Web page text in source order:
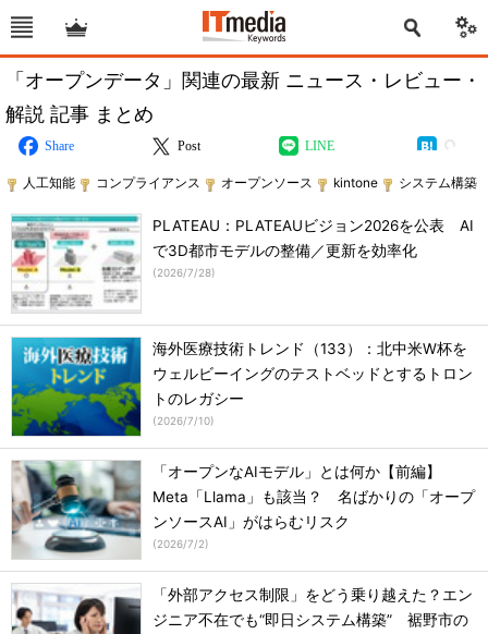
「オープンデータ」関連の最新 ニュース・レビュー・
解説 記事 まとめ
Share Post LINE
人工知能 コンプライアンス オープンソース kintone システム構築
PLATEAU：PLATEAUビジョン2026を公表 AI
で3D都市モデルの整備／更新を効率化
(2026/7/28)
海外医療技術トレンド（133）：北中米W杯を
ウェルビーイングのテストベッドとするトロン
トのレガシー
(2026/7/10)
「オープンなAIモデル」とは何か【前編】
Meta「Llama」も該当？ 名ばかりの「オープ
ンソースAI」がはらむリスク
(2026/7/2)
「外部アクセス制限」をどう乗り越えた？エン
ジニア不在でも“即日システム構築” 裾野市の